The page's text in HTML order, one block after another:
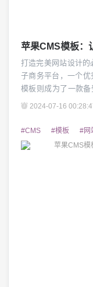
苹果CMS模板：
打造完美网站设计的必备工具 无论是个人博
子商务平台，一个
模板则成为了一款
观与顺畅。本文将详
CMS模板提供了丰
喜好进行各种网站元
2024-07-16
#CMS #模板 #网